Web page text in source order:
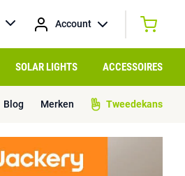
Account
SOLAR LIGHTS ACCESSOIRES
Blog Merken Tweedekans